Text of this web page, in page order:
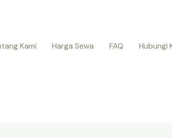
Kami Harga Sewa FAQ Hubungi